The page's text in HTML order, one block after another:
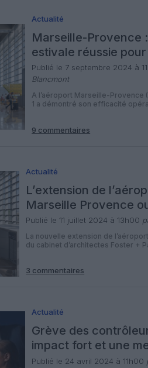
Actualité
Marseille-Provence
estivale réussie
Terminal 1
Publié le 7 septembre 2024 à
Blancmont
A l’aéroport Marseille-Provence
1 a démontré son efficacité
deux terminaux d’AMP en juillet
rapport à juillet et août 2023).
9 commentaires
Actualité
L’extension de
Marseille Provence
au public
Publié le 11 juillet 2024 à 13h00
La nouvelle extension de
du cabinet d’architectes Foster +
Foster + Partners, en association
Tangram, ce projet phare crée un
l’avenir, en rétablissant la clarté
3 commentaires
Actualité
Grève des
impact fort et une
de l’Ascension
Publié le 24 avril 2024 à 11h00